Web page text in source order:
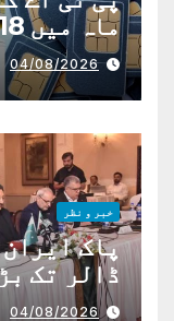
ماہ میں 18 لاکھ سے زائد سمز بلاک
04/08/2026
خبر و نظر
ڈالر تک
04/08/2026